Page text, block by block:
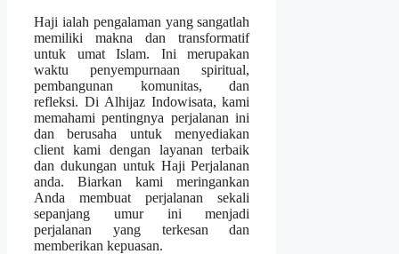
Haji ialah pengalaman yang sangatlah
memiliki makna dan transformatif
untuk umat Islam. Ini merupakan
waktu penyempurnaan spiritual,
pembangunan komunitas, dan
refleksi. Di Alhijaz Indowisata, kami
memahami pentingnya perjalanan ini
dan berusaha untuk menyediakan
client kami dengan layanan terbaik
dan dukungan untuk Haji Perjalanan
anda. Biarkan kami meringankan
Anda membuat perjalanan sekali
sepanjang umur ini menjadi
perjalanan yang terkesan dan
memberikan kepuasan.